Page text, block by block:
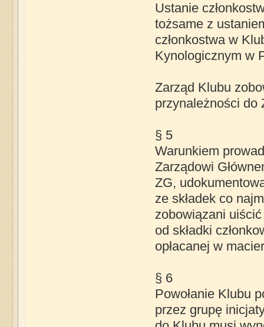
Ustanie
tożsame z
członkostwa w
Kynologicznym w
Zarząd Klubu
przynależności do
§ 5
Warunkiem
Zarządowi
ZG,
ze składek co
zobowiązani
od składki
opłacanej w
§ 6
Powołanie Klubu
przez grupę